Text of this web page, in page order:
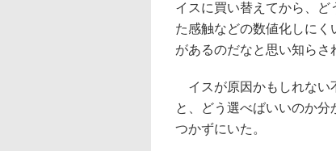
イスに買い替えてから、
た感触などの数値化しにく
があるのだなと思い知らさ
イスが原因かもしれない
と、どう選べばいいのか
つかずにいた。